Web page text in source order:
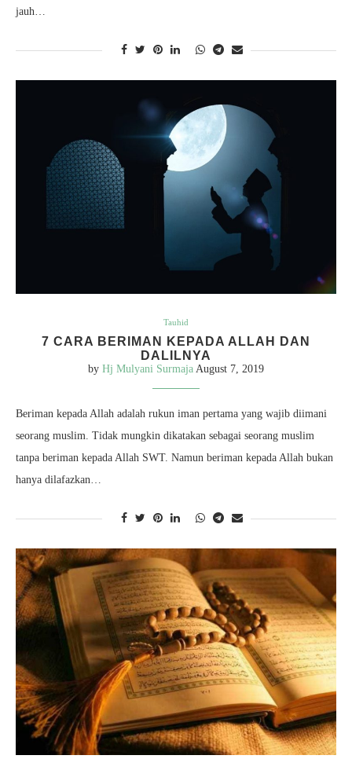
jauh…
Tauhid
7 CARA BERIMAN KEPADA ALLAH DAN
DALILNYA
by Hj Mulyani Surmaja August 7, 2019
Beriman kepada Allah adalah rukun iman pertama yang wajib diimani
seorang muslim. Tidak mungkin dikatakan sebagai seorang muslim
tanpa beriman kepada Allah SWT. Namun beriman kepada Allah bukan
hanya dilafazkan…